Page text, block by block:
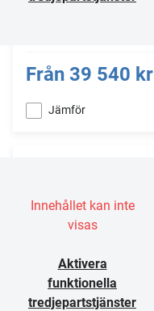
Från 39 540 kr
Jämför
Innehållet kan inte
visas
Aktivera
funktionella
tredjepartstjänster